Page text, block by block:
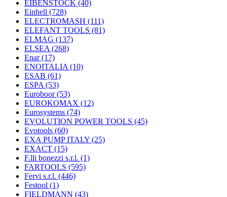
EIBENSTOCK (40)
Einhell (728)
ELECTROMASH (111)
ELEFANT TOOLS (81)
ELMAG (137)
ELSEA (268)
Enar(17)
ENOITALIA (10)
ESAB (61)
ESPA (53)
Euroboor(53)
EUROKOMAX (12)
Eurosystems (74)
EVOLUTION POWER TOOLS (45)
Evotools (60)
EXA PUMP ITALY (25)
EXACT (15)
F.lli bonezzi s.r.l. (1)
FARTOOLS (595)
Fervi s.r.l. (446)
Festool (1)
FIELDMANN (43)